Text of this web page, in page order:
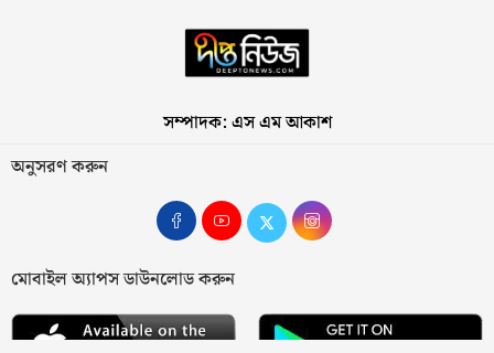
সম্পাদক: এস এম আকাশ
অনুসরণ করুন
মোবাইল অ্যাপস ডাউনলোড করুন